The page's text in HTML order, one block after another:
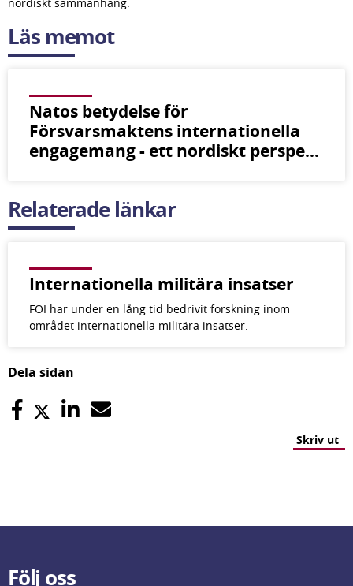
Läs memot
Natos betydelse för
Försvarsmaktens internationella
engagemang - ett nordiskt perspe…
Relaterade länkar
Internationella militära insatser
FOI har under en lång tid bedrivit forskning inom
området internationella militära insatser.
Dela sidan
Skriv ut
Följ oss